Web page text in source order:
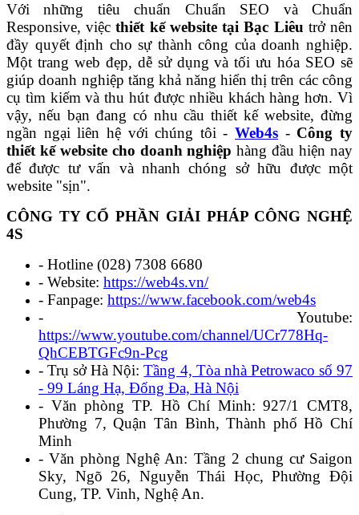
Với những tiêu chuẩn Chuẩn SEO và Chuẩn
Responsive, việcthiết kế website tại Bạc Liêu trở nên
đầy quyết định cho sự thành công của doanh nghiệp.
Một trang web đẹp, dễ sử dụng và tối ưu hóa SEO sẽ
giúp doanh nghiệp tăng khả năng hiển thị trên các công
cụ tìm kiếm và thu hút được nhiều khách hàng hơn. Vì
vậy, nếu bạn đang có nhu cầu thiết kế website, đừng
ngần ngại liên hệ với chúng tôi -Web4s - Công ty
thiết kế website cho doanh nghiệp hàng đầu hiện nay
để được tư vấn và nhanh chóng sở hữu được một
website "sịn".
CÔNG TY CỔ PHẦN GIẢI PHÁP CÔNG NGHỆ
4S
- Hotline (028) 7308 6680
- Website: https://web4s.vn/
- Fanpage: https://www.facebook.com/web4s
- Youtube:
https://www.youtube.com/channel/UCr778Hq-
QhCEBTGFc9n-Pcg
- Trụ sở Hà Nội:Tầng 4, Tòa nhà Petrowaco số 97
- 99 Láng Hạ, Đống Đa, Hà Nội
- Văn phòng TP. Hồ Chí Minh: 927/1 CMT8,
Phường 7, Quận Tân Bình, Thành phố Hồ Chí
Minh
- Văn phòng Nghệ An: Tầng 2 chung cư Saigon
Sky, Ngõ 26, Nguyễn Thái Học, Phường Đội
Cung, TP. Vinh, Nghệ An.